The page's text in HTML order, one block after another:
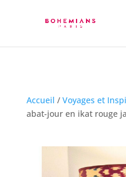
Accueil / Voyages et
abat-jour en ikat rouge